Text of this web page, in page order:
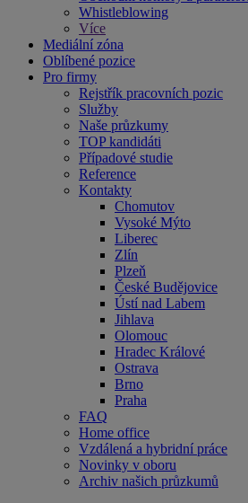
Whistleblowing
Více
Mediální zóna
Oblíbené pozice
Pro firmy
Rejstřík pracovních pozic
Služby
Naše průzkumy
TOP kandidáti
Případové studie
Reference
Kontakty
Chomutov
Vysoké Mýto
Liberec
Zlín
Plzeň
České Budějovice
Ústí nad Labem
Jihlava
Olomouc
Hradec Králové
Ostrava
Brno
Praha
FAQ
Home office
Vzdálená a hybridní práce
Novinky v oboru
Archiv našich průzkumů